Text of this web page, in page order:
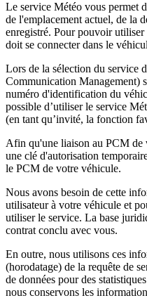
Le service Météo vous permet
de l'emplacement actuel, de la
enregistré. Pour pouvoir
doit se connecter dans le
Lors de la sélection du service
Communication Management)
numéro d'identification du
possible d’utiliser le service
(en tant qu’invité, la fonction
Afin qu'une liaison au PCM de
une clé d'autorisation
le PCM de votre véhicule.
Nous avons besoin de cette
utilisateur à votre véhicule et
utiliser le service. La base
contrat conclu avec vous.
En outre, nous utilisons ces
(horodatage) de la requête de
de données pour des
nous conservons les